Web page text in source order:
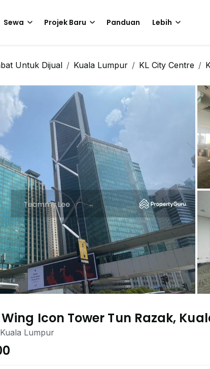
Sewa Projek Baru Panduan Lebih
Untuk Dijual Kuala Lumpur KL City Centre
Icon Tower Tun Razak,
Lumpur